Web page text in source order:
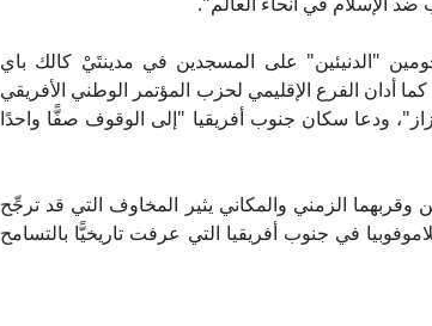
"الدنيئين" على المسجدين في مدينتَيْ كالك باي
أدان الفرع الإقليمي لحزب المؤتمر الوطني الأفريقي
ودعا سكان جنوب أفريقيا "إلى الوقوف صفًّا واحدًا
الزمني والمكاني يثير المخاوف التي قد ترجِّح
في جنوب أفريقيا التي عرفت تاريخيًّا بالتسامح